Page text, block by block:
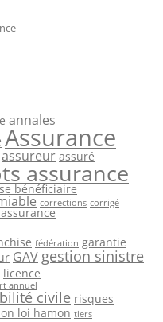
annales
Assurance
assureur assuré
assurance
bénéficiaire
corrections corrigé
fédération garantie
GAV gestion sinistre
licence
annuel
civile risques
loi hamon tiers